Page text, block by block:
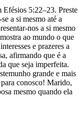
Efésios 5:22–23. Preste
a si mesmo até a
nos a si mesmo
ao mundo o que
e prazeres a
afirmando que é a
que seja imperfeita.
grande e mais
conosco! Marido,
mesmo quando ela